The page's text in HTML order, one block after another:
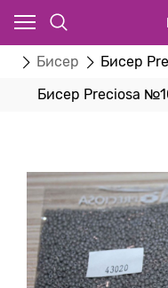
Бисер Бисер
Бисер Preciosa